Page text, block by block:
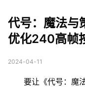
代号：魔法与
优化240高帧
2024-04-11
要让《代号：魔